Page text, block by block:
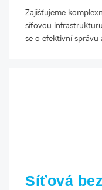
Zajišťujeme
síťovou
se o efektivní správu
Síťová